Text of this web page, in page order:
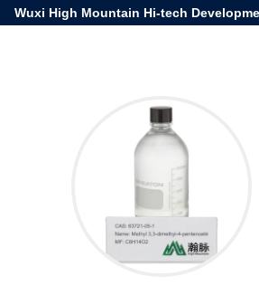
Wuxi High Mountain Hi-tech